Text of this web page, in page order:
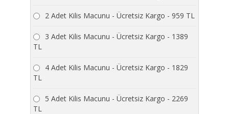
2 Adet Kilis Macunu - Ücretsiz Kargo - 959 TL
3 Adet Kilis Macunu - Ücretsiz Kargo - 1389
TL
4 Adet Kilis Macunu - Ücretsiz Kargo - 1829
TL
5 Adet Kilis Macunu - Ücretsiz Kargo - 2269
TL